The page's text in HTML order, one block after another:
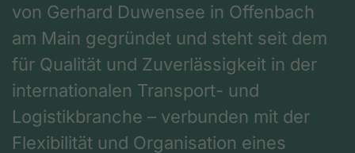
von Gerhard Duwensee in Offenbach
am Main gegründet und steht seit dem
für Qualität und Zuverlässigkeit in der
internationalen Transport- und
Logistikbranche – verbunden mit der
Flexibilität und Organisation eines